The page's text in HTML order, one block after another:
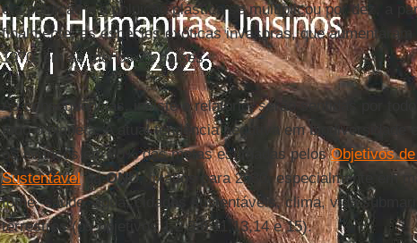
é a poluição – a poluição plástica se multiplicou por dez, a
finalmente, as espécies exóticas invasoras, que
1970, em ao menos 21 países.
As consequências, insiste o relatório, serão sentidas por
todo o planeta. A atual tendência negativa em biodiversidade
os avanços em 80% das metas estimadas pelosObjetivos
SustentáveldaONU, fixados para 2030, especialmente em
fome, saúde, água, cidades sustentáveis, clima, vida
terrestres (os objetivos 1,2,3,6,11,13,14 e 15).